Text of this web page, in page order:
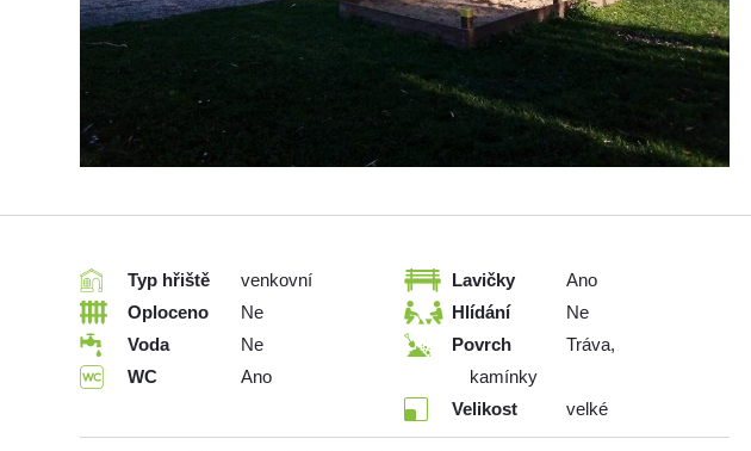
Typ hřiště
venkovní
Oploceno
Ne
Voda
Ne
WC
Ano
Lavičky
Ano
Hlídání
Ne
Povrch
Tráva,
kamínky
Velikost
velké